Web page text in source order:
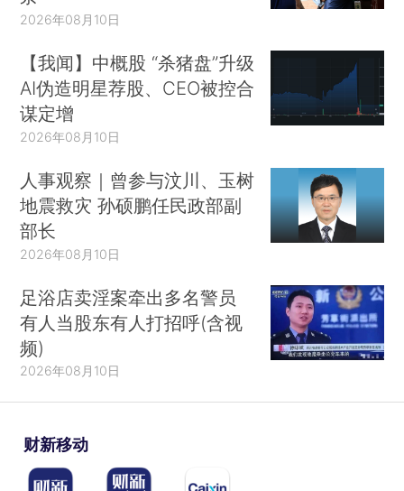
2026年08月10日
【我闻】中概股 “杀猪盘”升级
AI伪造明星荐股、CEO被控合
谋定增
2026年08月10日
人事观察｜曾参与汶川、玉树
地震救灾 孙硕鹏任民政部副
部长
2026年08月10日
足浴店卖淫案牵出多名警员
有人当股东有人打招呼(含视
频)
2026年08月10日
财新移动